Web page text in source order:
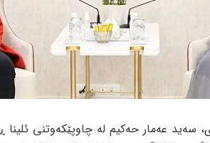
سەید عەمار حەکیم لە چاوپێکەوتنی ئلینا